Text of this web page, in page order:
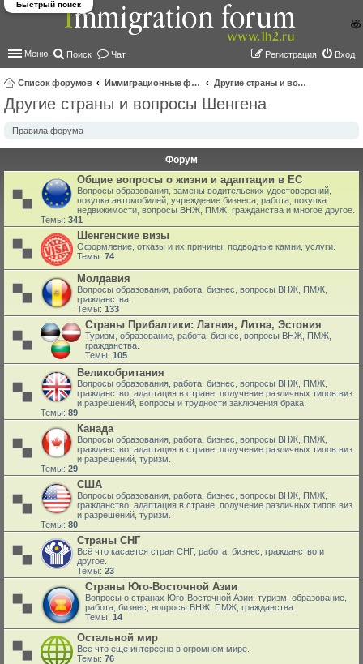
Меню Поиск Чат Вход
Регистрация
Список форумов Иммиграционные форумы | Immigration forums
Другие страны и вопросы Шенгена
Быстрый поиск
Другие страны и вопросы Шенгена
Правила форума
Форум
Общие вопросы о жизни и адаптации в ЕС
Вопросы образования, замены водительских удостоверений,
покупка автомобилей, учреждение бизнеса, работа, покупка
недвижимости, вопросы ВНЖ, ПМЖ, гражданства и многое другое.
Темы: 341
Шенгенские визы
Оформление, отказы и их причины, подводные камни, услуги.
Темы: 74
Молдавия
Вопросы образования, работа, бизнес, вопросы ВНЖ, ПМЖ,
гражданства.
Темы: 133
Страны Прибалтики: Латвия‚ Литва‚ Эстония
Туризм, образование, работа, бизнес, вопросы ВНЖ, ПМЖ,
гражданства.
Темы: 105
Великобритания
Вопросы образования, работа, бизнес, вопросы ВНЖ, ПМЖ,
гражданство, адаптация в стране, получение различных типов виз
и разрешений, вопросы и трудности заключения брака.
Темы: 89
Канада
Вопросы образования, работа, бизнес, вопросы ВНЖ, ПМЖ,
гражданство, адаптация в стране, получение различных типов виз
и разрешений, туризм.
Темы: 29
США
Вопросы образования, работа, бизнес, вопросы ВНЖ, ПМЖ,
гражданство, адаптация в стране, получение различных типов виз
и разрешений, туризм.
Темы: 80
Страны СНГ
Всё что касается стран СНГ, работа, бизнес, гражданство и
другое.
Темы: 23
Страны Юго-Восточной Азии
Вопросы о странах Юго-Восточной Азии: туризм, образование,
работа, бизнес, вопросы ВНЖ, ПМЖ, гражданства
Темы: 14
Остальной мир
Все что еще интересно в огромном мире.
Темы: 76